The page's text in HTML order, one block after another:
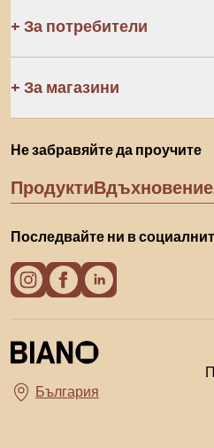
За потребители
За магазини
Не забравяйте да проучите
ПродуктиВдъхновение
Последвайте ни в
Изберете държава